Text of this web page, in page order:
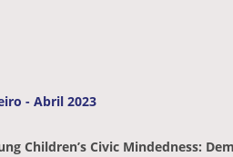
- Abril 2023
Children’s Civic Mindedness: